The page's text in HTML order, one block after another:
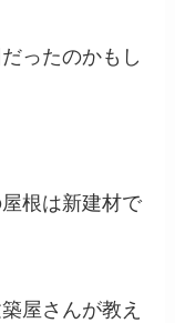
ったのかもし
根は新建材で
屋さんが教え